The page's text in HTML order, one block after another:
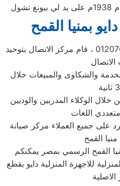
بمنيا القمح
من خلال رقم الاتصال 01207619993 ، قام مركز الاتصال بتوحيد
الاتصال
والشكاوى والمبيعات خلال
الوكلاء المدربين والوديين
اللغات
على جميع العملاء مركز صيانة
القمح
القمح الرسمي بمصر يمكنكم
للاجهزة المنزلية دايو بقطع
الاصلية